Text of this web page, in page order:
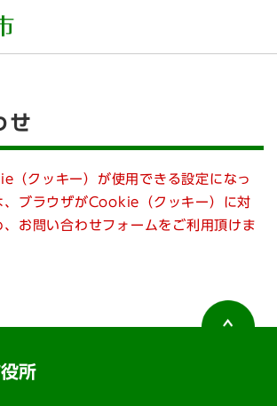
メニューを飛ばして本文へ
せ
（クッキー）が使用できる設定になっ
、ブラウザがCookie（クッキー）に対
、お問い合わせフォームをご利用頂けま
所